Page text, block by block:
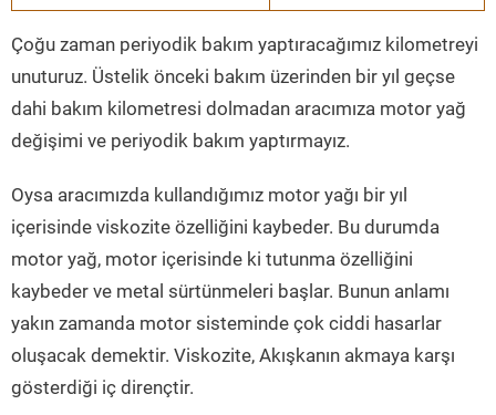
Çoğu zaman periyodik bakım yaptıracağımız kilometreyi
unuturuz. Üstelik önceki bakım üzerinden bir yıl geçse
dahi bakım kilometresi dolmadan aracımıza motor yağ
değişimi ve periyodik bakım yaptırmayız.
Oysa aracımızda kullandığımız motor yağı bir yıl
içerisinde viskozite özelliğini kaybeder. Bu durumda
motor yağ, motor içerisinde ki tutunma özelliğini
kaybeder ve metal sürtünmeleri başlar. Bunun anlamı
yakın zamanda motor sisteminde çok ciddi hasarlar
oluşacak demektir. Viskozite, Akışkanın akmaya karşı
gösterdiği iç dirençtir.